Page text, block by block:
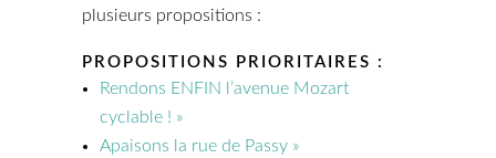
plusieurs propositions :
PROPOSITIONS PRIORITAIRES :
Rendons ENFIN l’avenue Mozart
cyclable ! »
Apaisons la rue de Passy »